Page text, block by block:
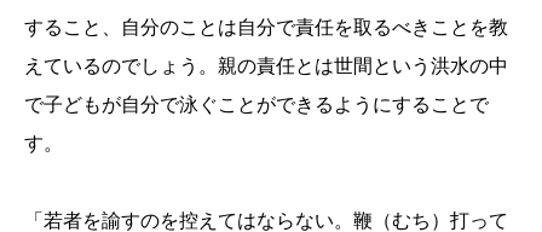
すること、自分のことは自分で責任を取るべきことを教
えているのでしょう。親の責任とは世間という洪水の中
で子どもが自分で泳ぐことができるようにすることで
す。
「若者を諭すのを控えてはならない。鞭（むち）打って